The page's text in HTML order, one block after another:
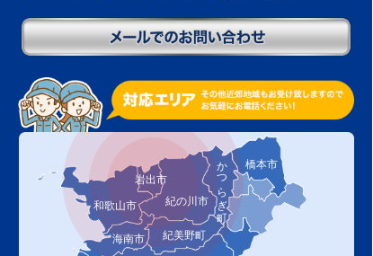
岩出市
和歌山市
紀の川市 かつらぎ町 橋本市
海南市 紀美野町